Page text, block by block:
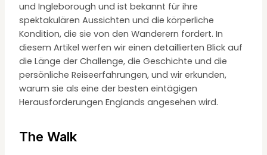
und Ingleborough und ist bekannt für ihre
spektakulären Aussichten und die körperliche
Kondition, die sie von den Wanderern fordert. In
diesem Artikel werfen wir einen detaillierten Blick auf
die Länge der Challenge, die Geschichte und die
persönliche Reiseerfahrungen, und wir erkunden,
warum sie als eine der besten eintägigen
Herausforderungen Englands angesehen wird.
The Walk